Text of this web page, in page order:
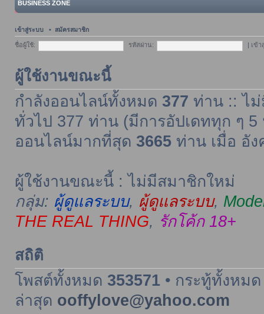
BUSINESS ZONE
เข้าสู่ระบบ • สมัครสมาชิก
ชื่อผู้ใช้: รหัสผ่าน: เข้
ผู้ใช้งานขณะนี้
กำลังออนไลน์ทั้งหมด 377 ท่าน :: ไ
ทั่วไป 377 ท่าน (มีการอัปเดททุก ๆ 5
ออนไลน์มากที่สุด 3665ท่าน เมื่อ อัง
ผู้ใช้งานขณะนี้ : ไม่มีสมาชิกใหม่
กลุ่ม: ผู้ดูแลระบบ, ผู้ดูแลระบบ,
THE REAL THING, รักโค้ก 18+
สถิติ
โพสต์ทั้งหมด 353571• กระทู้ทั้งหม
ล่าสุด ooffylove@yahoo.com